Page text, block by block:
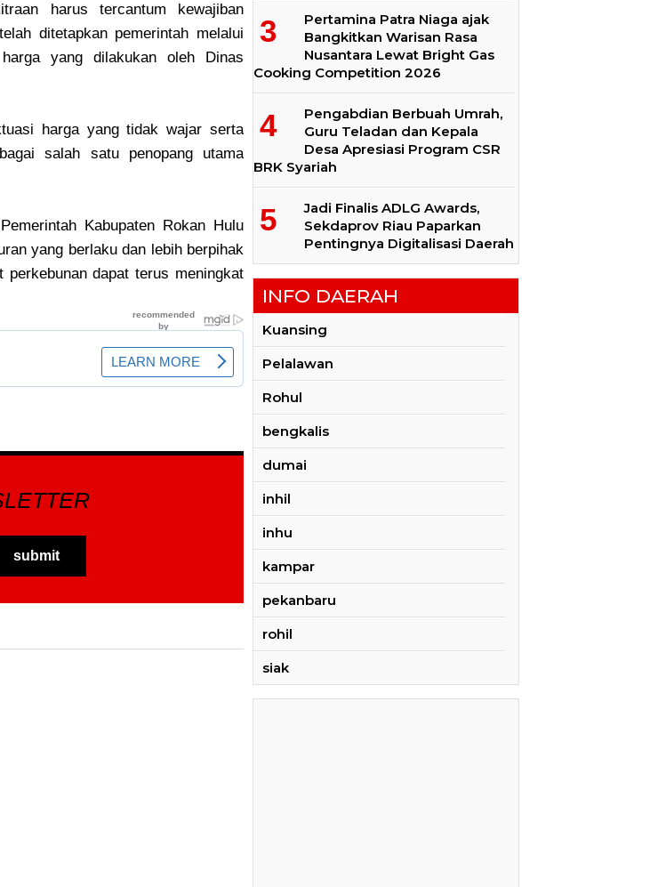
harus tercantum kewajiban
ditetapkan pemerintah melalui
yang dilakukan oleh Dinas
harga yang tidak wajar serta
salah satu penopang utama
Kabupaten Rokan Hulu
yang berlaku dan lebih berpihak
perkebunan dapat terus meningkat
Pertamina Patra Niaga ajak
Bangkitkan Warisan Rasa
Nusantara Lewat Bright Gas
Cooking Competition 2026
Pengabdian Berbuah Umrah,
Guru Teladan dan Kepala
Desa Apresiasi Program CSR
BRK Syariah
Jadi Finalis ADLG Awards,
Sekdaprov Riau Paparkan
Pentingnya Digitalisasi Daerah
INFO DAERAH
Kuansing
Pelalawan
Rohul
bengkalis
dumai
inhil
inhu
kampar
pekanbaru
rohil
siak